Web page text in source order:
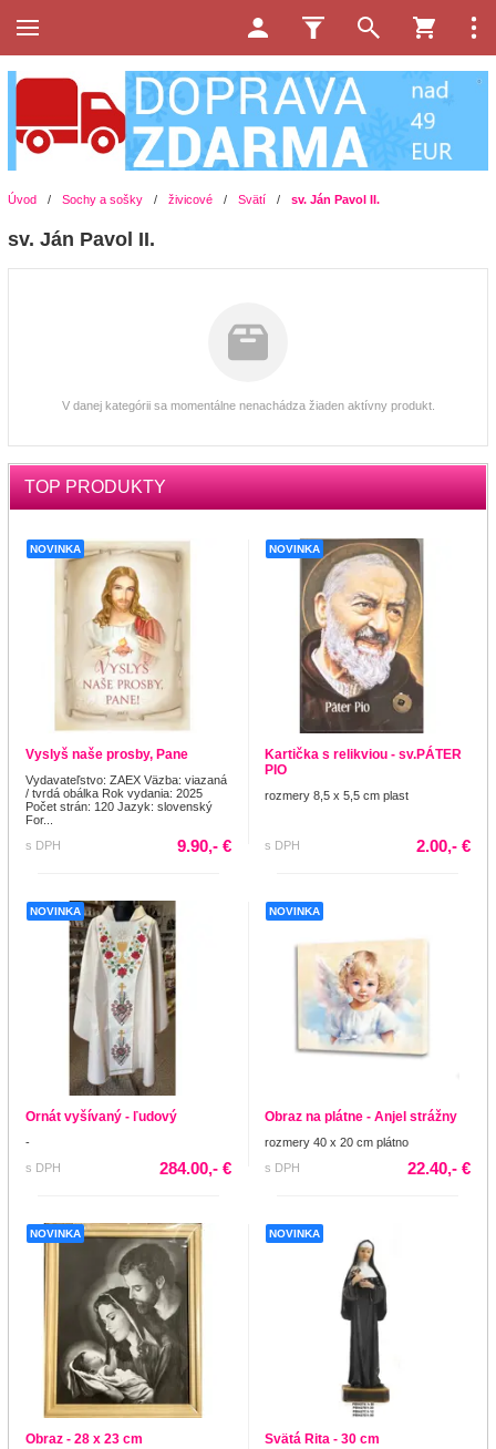
Úvod / Sochy a sošky / živicové / Svätí / sv. Ján Pavol II.
sv. Ján Pavol II.
V danej kategórii sa momentálne nenachádza žiaden aktívny produkt.
TOP PRODUKTY
NOVINKA
Vyslyš naše prosby, Pane
Vydavateľstvo: ZAEX Väzba: viazaná
/ tvrdá obálka Rok vydania: 2025
Počet strán: 120 Jazyk: slovenský
For...
s DPH
9.90,- €
NOVINKA
Kartička s relikviou - sv.PÁTER
PIO
rozmery 8,5 x 5,5 cm plast
s DPH 2.00,- €
NOVINKA
Ornát vyšívaný - ľudový
-
s DPH
284.00,- €
NOVINKA
Obraz na plátne - Anjel strážny
rozmery 40 x 20 cm plátno
s DPH
22.40,- €
NOVINKA
Obraz - 28 x 23 cm
NOVINKA
Svätá Rita - 30 cm